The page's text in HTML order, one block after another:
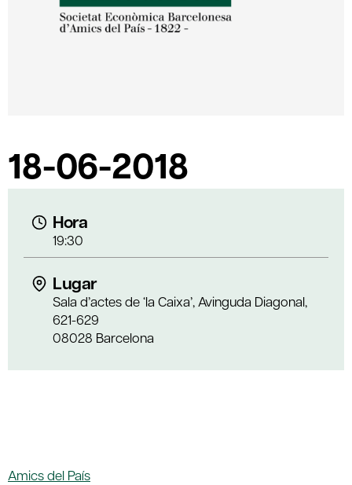
18-06-2018
Hora
19:30
Lugar
Sala d’actes de ‘la Caixa’, Avinguda Diagonal,
621-629
08028 Barcelona
Amics del País